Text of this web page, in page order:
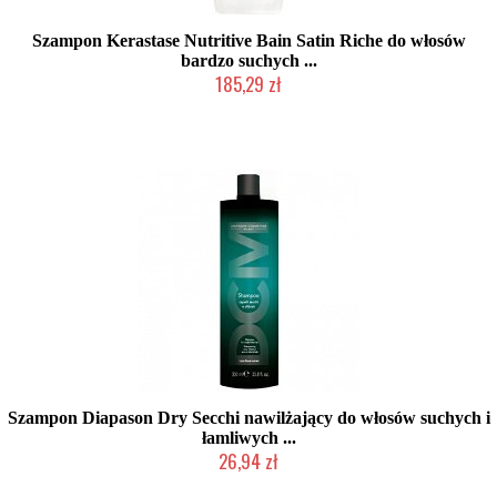
Szampon Kerastase Nutritive Bain Satin Riche do włosów
bardzo suchych ...
185,29 zł
Szampon Diapason Dry Secchi nawilżający do włosów suchych i
łamliwych ...
26,94 zł